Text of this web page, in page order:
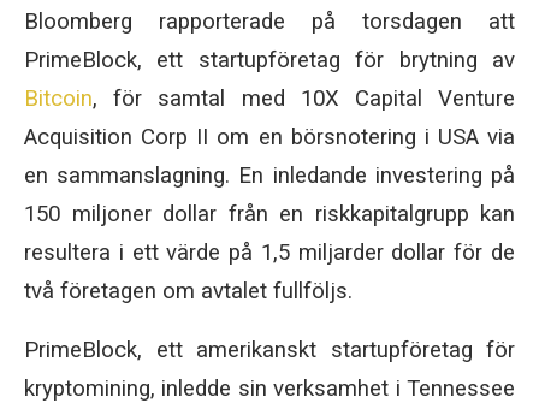
Bloomberg rapporterade på torsdagen att
PrimeBlock, ett startupföretag för brytning av
Bitcoin, för samtal med 10X Capital Venture
Acquisition Corp II om en börsnotering i USA via
en sammanslagning. En inledande investering på
150 miljoner dollar från en riskkapitalgrupp kan
resultera i ett värde på 1,5 miljarder dollar för de
två företagen om avtalet fullföljs.
PrimeBlock, ett amerikanskt startupföretag för
kryptomining, inledde sin verksamhet i Tennessee